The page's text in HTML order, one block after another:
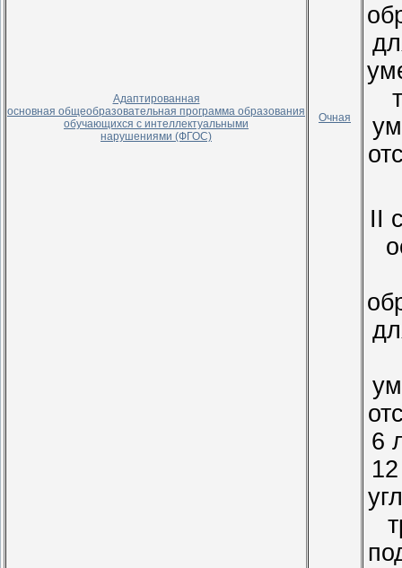
Адаптированная
основная общеобразовательная программа образования
обучающихся с интеллектуальными
нарушениями (ФГОС)
Очная
II
6